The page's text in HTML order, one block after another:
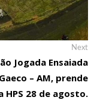
Next
Jogada Ensaiada
– AM, prende
HPS 28 de agosto.